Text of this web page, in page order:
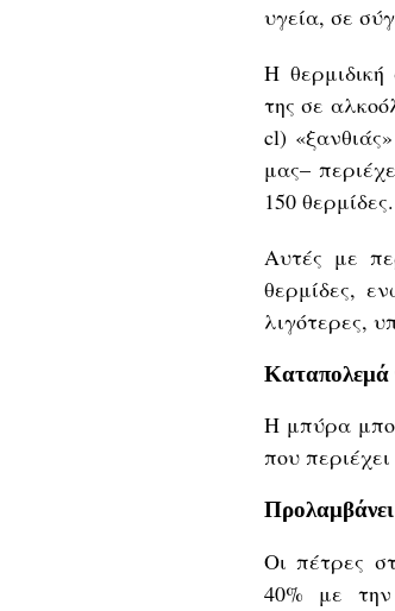
υγεία, σε
Η
της σε
cl)
μας–
150 θερμίδες.
Αυτές με
θερμίδες,
λιγότερες,
Καταπολεμά
Η μπύρα
που
Προλαμβάνει
Οι πέτρες
40% με